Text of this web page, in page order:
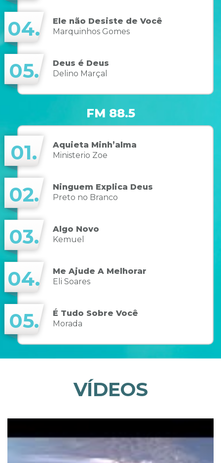
04.
Ele não Desiste de Você
Marquinhos Gomes
05.
Deus é Deus
Delino Marçal
FM 88.5
01.
Aquieta Minh’alma
Ministerio Zoe
02.
Ninguem Explica Deus
Preto no Branco
03.
Algo Novo
Kemuel
04.
Me Ajude A Melhorar
Eli Soares
05.
É Tudo Sobre Você
Morada
VÍDEOS